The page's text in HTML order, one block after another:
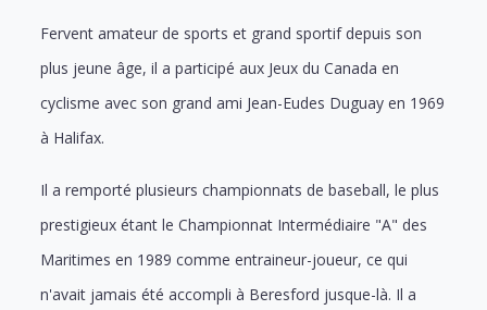
Fervent amateur de sports et grand sportif depuis son
plus jeune âge, il a participé aux Jeux du Canada en
cyclisme avec son grand ami Jean-Eudes Duguay en 1969
à Halifax.
Il a remporté plusieurs championnats de baseball, le plus
prestigieux étant le Championnat Intermédiaire "A" des
Maritimes en 1989 comme entraineur-joueur, ce qui
n'avait jamais été accompli à Beresford jusque-là. Il a